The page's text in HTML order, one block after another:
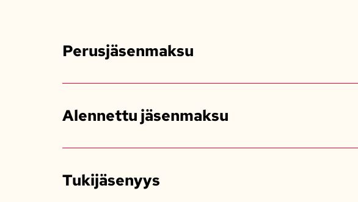
Perusjäsenmaksu
Alennettu jäsenmaksu
Tukijäsenyys